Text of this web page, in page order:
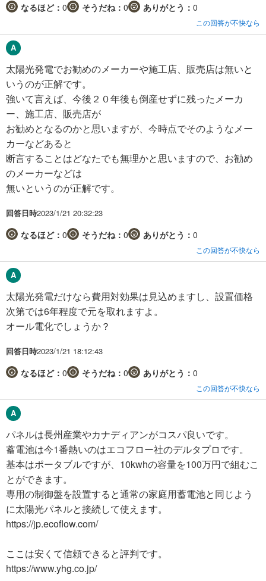
なるほど： 0 そうだね： 0 ありがとう： 0
この回答が不快なら
太陽光発電でお勧めのメーカーや施工店、販売店は無いと
いうのが正解です。
強いて言えば、今後２０年後も倒産せずに残ったメーカ
ー、施工店、販売店が
お勧めとなるのかと思いますが、今時点でそのようなメー
カーなどあると
断言することはどなたでも無理かと思いますので、お勧め
のメーカーなどは
無いというのが正解です。
回答日時2023/1/21 20:32:23
なるほど： 0 そうだね： 0 ありがとう： 0
この回答が不快なら
太陽光発電だけなら費用対効果は見込めますし、設置価格
次第では6年程度で元を取れますよ。
オール電化でしょうか？
回答日時2023/1/21 18:12:43
なるほど： 0 そうだね： 0 ありがとう： 0
この回答が不快なら
パネルは長州産業やカナディアンがコスパ良いです。
蓄電池は今1番熱いのはエコフロー社のデルタプロです。
基本はポータブルですが、10kwhの容量を100万円で組むこ
とができます。
専用の制御盤を設置すると通常の家庭用蓄電池と同じよう
に太陽光パネルと接続して使えます。
https://jp.ecoflow.com/
ここは安くて信頼できると評判です。
https://www.yhg.co.jp/